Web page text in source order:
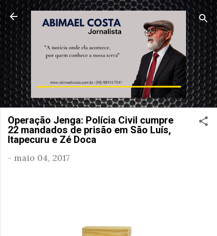
Pular para o conteúdo principal
Operação Jenga: Polícia Civil cumpre
22 mandados de prisão em São Luís,
Itapecuru e Zé Doca
- maio 04, 2017